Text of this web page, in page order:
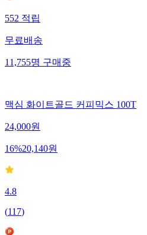
552적립
무료배송
11,755명구매중
맥심 화이트골드 커피믹스 100T
24,000원
16%20,140원
4.8
(117)